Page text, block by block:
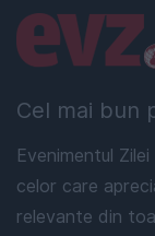
Cel mai bun
Evenimentul
celor care
relevante din
Linkuri utile